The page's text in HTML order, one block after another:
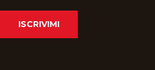
ISCRIVIMI